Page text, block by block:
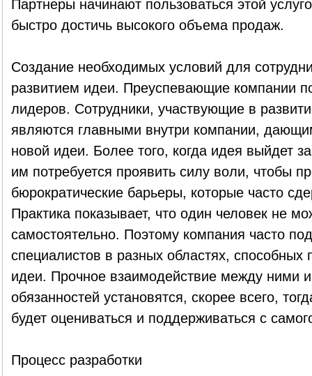
Партнеры начинают пользоваться этой
быстро достичь высокого объема продаж.
Создание необходимых условий для
развитием идеи. Преуспевающие компании
лидеров. Сотрудники, участвующие в
являются главными внутри компании,
новой идеи. Более того, когда идея выйдет
им потребуется проявить силу воли, чтобы
бюрократические барьеры, которые часто
Практика показывает, что один человек не
самостоятельно. Поэтому компания часто
специалистов в разных областях, способных
идеи. Прочное взаимодействие между ними и
обязанностей установятся, скорее всего,
будет оцениваться и поддерживаться с
Процесс разработки